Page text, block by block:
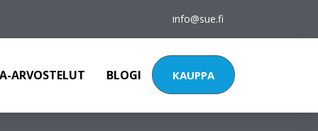
info@sue.fi
ARVOSTELUT BLOGI KAUPPA